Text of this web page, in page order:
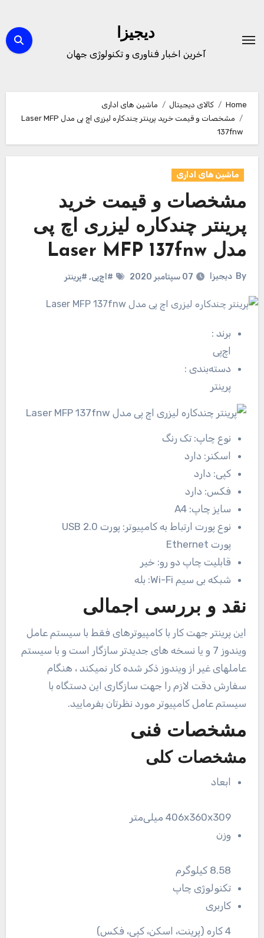
content
دیجیزا
آخرین اخبار فناوری و تکنولوژی جهان
Home کالای دیجیتال
ماشین های اداری
مشخصات و قیمت خرید پرینتر چندکاره لیزری اچ پی مدل Laser MFP
137fnw
ماشین های اداری
مشخصات و قیمت خرید
پرینتر چندکاره لیزری اچ پی
مدل Laser MFP 137fnw
By دیجیزا 07 سپتامبر 2020 #اچ‌پی, #پرینتر
برند:
اچ‌پی
دسته‌بندی:
پرینتر
نوع چاپ: تک رنگ
اسکنر: دارد
کپی: دارد
فکس: دارد
سایز چاپ: A4
نوع پورت ارتباط به کامپیوتر: پورت USB 2.0
پورت Ethernet
قابلیت چاپ دو رو: خیر
شبکه بی سیم Wi-Fi:
بله
نقد و بررسی اجمالی
این پرینتر جهت کار با کامپیوترهای فقط با سیستم عامل
ویندوز 7 و یا نسخه های جدیدتر سازگار است و با سیستم
عاملهای غیر از ویندوز ذکر شده کار نمیکند ، هنگام
سفارش دقت لازم را جهت سازگاری این دستگاه با
سیستم عامل کامپیوتر مورد نظرتان بفرمایید.
مشخصات فنی
مشخصات کلی
ابعاد
406x360x309 میلی‌متر
وزن
8.58 کیلوگرم
تکنولوژی چاپ
کاربری
4 کاره (پرینت، اسکن، کپی، فکس)